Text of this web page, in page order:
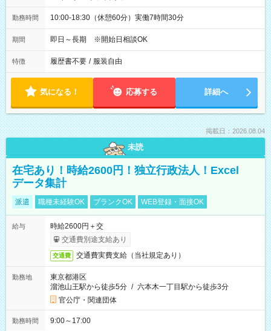
勤務時間 10:00-18:30（休憩60分）実働7時間30分
期間 即日～長期 ※開始日相談OK
特徴 履歴書不要 / 服装自由
気になる！ 応募する 詳細へ
掲載日：2026.08.04
未読
在宅あり！時給2600円！独立行政法人！Excel
データ集計
派遣 職種未経験OK ブランクOK WEB登録・面接OK
給与
時給2600円＋交
交通費別途支給あり
交通費 交通費実費支給（当社規定あり）
勤務地
東京都港区
溜池山王駅から徒歩5分 / 六本木一丁目駅から徒歩3分
官公庁・関連団体
勤務時間 9:00～17:00